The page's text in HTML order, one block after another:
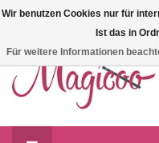
Wir haben
Wir benutzen Cookies nur für
Ist das in
Für weitere Informationen